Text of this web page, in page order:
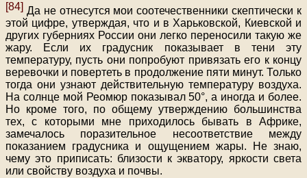
[84] Да не отнесутся мои соотечественники скептически к
этой цифре, утверждая, что и в Харьковской, Киевской и
других губерниях России они легко переносили такую же
жару. Если их градусник показывает в тени эту
температуру, пусть они попробуют привязать его к концу
веревочки и повертеть в продолжение пяти минут. Только
тогда они узнают действительную температуру воздуха.
На солнце мой Реомюр показывал 50°, а иногда и более.
Но кроме того, по общему утверждению большинства
тех, с которыми мне приходилось бывать в Африке,
замечалось поразительное несоответствие между
показанием градусника и ощущением жары. Не знаю,
чему это приписать: близости к экватору, яркости света
или свойству воздуха и почвы.